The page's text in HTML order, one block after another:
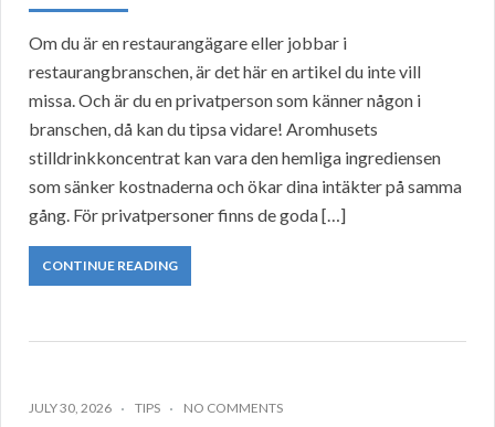
Om du är en restaurangägare eller jobbar i
restaurangbranschen, är det här en artikel du inte vill
missa. Och är du en privatperson som känner någon i
branschen, då kan du tipsa vidare! Aromhusets
stilldrinkkoncentrat kan vara den hemliga ingrediensen
som sänker kostnaderna och ökar dina intäkter på samma
gång. För privatpersoner finns de goda […]
CONTINUE READING
JULY 30, 2026 TIPS NO COMMENTS